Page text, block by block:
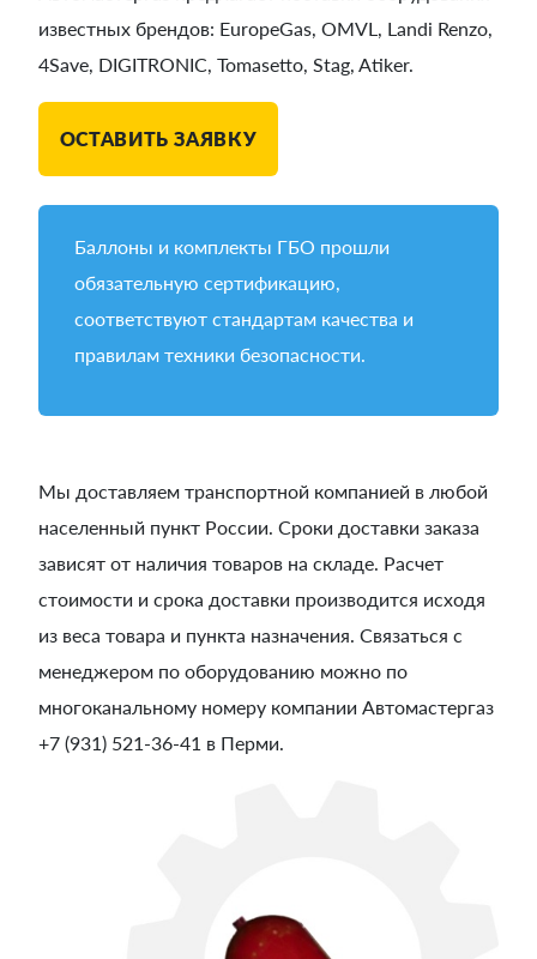
известных брендов: EuropeGas, OMVL, Landi Renzo,
4Save, DIGITRONIC, Tomasetto, Stag, Atiker.
ОСТАВИТЬ ЗАЯВКУ
Баллоны и комплекты ГБО прошли
обязательную сертификацию,
соответствуют стандартам качества и
правилам техники безопасности.
Мы доставляем транспортной компанией в любой
населенный пункт России. Сроки доставки заказа
зависят от наличия товаров на складе. Расчет
стоимости и срока доставки производится исходя
из веса товара и пункта назначения. Связаться с
менеджером по оборудованию можно по
многоканальному номеру компании Автомастергаз
+7 (931) 521-36-41 в Перми.